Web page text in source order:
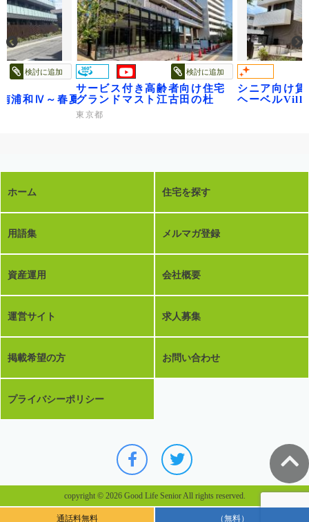
ンス武蔵浦和
検討に追加
浦和Ⅳ～春夏秋冬～
検討に追加
サービス付き高齢者向け住宅
グランドマスト江古田の杜
東京都
シニア向け賃
ヘーベル
ホーム 住宅を探す
用語集 メルマガ登録
資産運用 会社概要
運営サイト 求人募集
掲載希望の方 お問い合わせ
プライバシーポリシー
copyright © 2026 Good Life Senior All rights reserved.
通話料無料 （無料）